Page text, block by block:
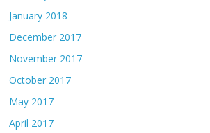
January 2018
December 2017
November 2017
October 2017
May 2017
April 2017